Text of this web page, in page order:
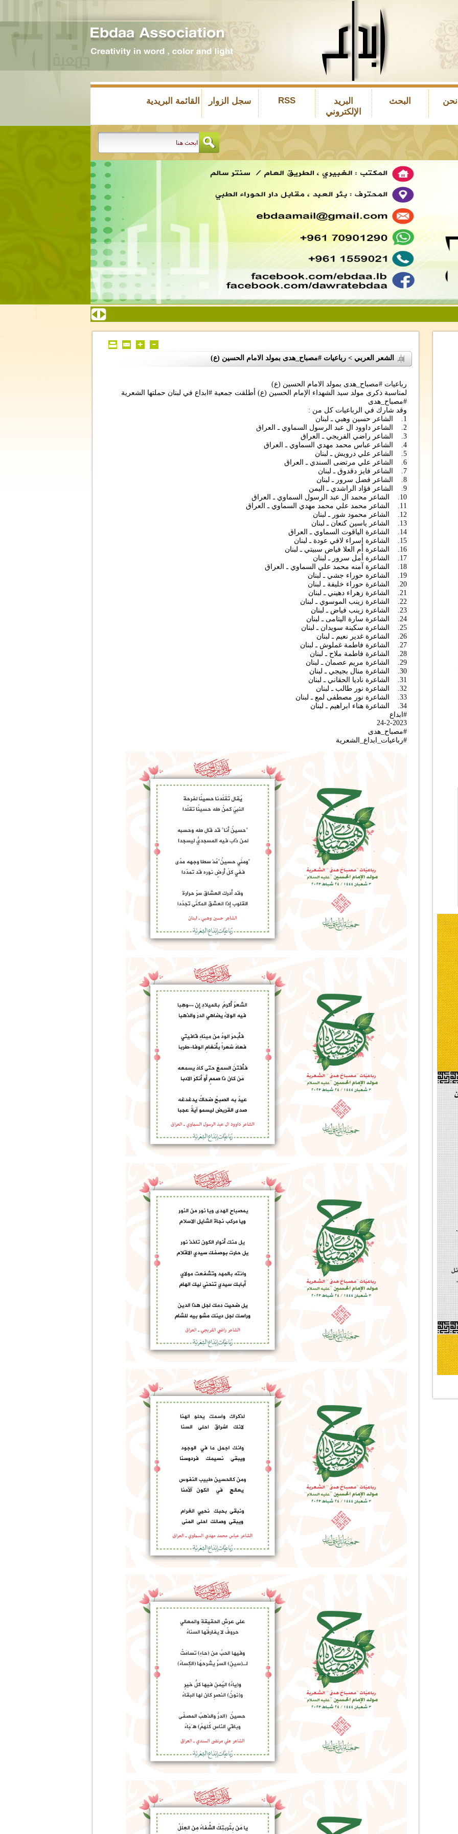
البحث
البريد
الإلكتروني
RSS سجل الزوار القائمة البريدية
الشعر العربي > رباعيات #مصباح_هدى بمولد الامام الحسين (ع)
رباعيات #مصباح_هدى بمولد الامام الحسين (ع)
لمناسبة ذكرى مولد سيد الشهداء الإمام الحسين (ع) أطلقت جمعية #ابداع في لبنان حملتها الشعرية
#مصباح_هدى
وقد شارك في الرباعيات كل من :
1. الشاعر حسين وهبي ـ لبنان
2. الشاعر داوود ال عبد الرسول السماوي ـ العراق
3. الشاعر راضي الفريجي ـ العراق
4. الشاعر عباس محمد مهدي السماوي ـ العراق
5. الشاعر علي درويش ـ لبنان
6. الشاعر علي مرتضى السندي ـ العراق
7. الشاعر فايز دقدوق ـ لبنان
8. الشاعر فضل سرور ـ لبنان
9. الشاعر فؤاد الراشدي ـ اليمن
10. الشاعر محمد ال عبد الرسول السماوي ـ العراق
11. الشاعر محمد علي محمد مهدي السماوي ـ العراق
12. الشاعر محمود شور ـ لبنان
13. الشاعر ياسين كنعان ـ لبنان
14. الشاعرة الياقوت السماوي ـ العراق
15. الشاعرة إسراء لافي عودة ـ لبنان
16. الشاعرة أم العلا فياض سبيتي ـ لبنان
17. الشاعرة أمل سرور ـ لبنان
18. الشاعرة آمنه محمد علي السماوي ـ العراق
19. الشاعرة حوراء جشي ـ لبنان
20. الشاعرة حوراء خليفة ـ لبنان
21. الشاعرة زهراء دهيني ـ لبنان
22. الشاعرة زينب الموسوي ـ لبنان
23. الشاعرة زينب فياض ـ لبنان
24. الشاعرة سارة اليتامى ـ لبنان
25. الشاعرة سكينة سويدان ـ لبنان
26. الشاعرة غدير نعيم ـ لبنان
27. الشاعرة فاطمة غملوش ـ لبنان
28. الشاعرة فاطمة ملاح ـ لبنان
29. الشاعرة مريم عصمان ـ لبنان
30. الشاعرة منال بجيجي ـ لبنان
31. الشاعرة ناديا الحقاني ـ لبنان
32. الشاعرة نور طالب ـ لبنان
33. الشاعرة نور مصطفى لمع ـ لبنان
34. الشاعرة هناء ابراهيم ـ لبنان
#ابداع
24-2-2023
#مصباح_هدى
#رباعيات_ابداع_الشعرية